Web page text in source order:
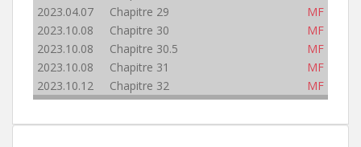
2023.04.07 Chapitre 29
MF
2023.10.08 Chapitre 30
MF
2023.10.08 Chapitre 30.5
MF
2023.10.08 Chapitre 31
MF
2023.10.12 Chapitre 32
MF